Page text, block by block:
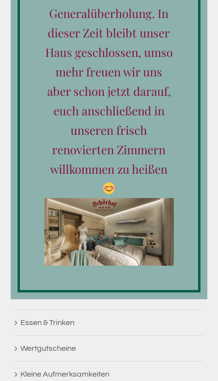
Frühstück für Zwei
40,00
In den Warenkorb
Produkt-Kategorien
Alle Gutscheine
Essen & Trinken
Wertgutscheine
Kleine Aufmerksamkeiten
Generalüberholung. In
dieser Zeit bleibt unser
Haus geschlossen, umso
mehr freuen wir uns
aber schon jetzt darauf,
euch anschließend in
unseren frisch
renovierten Zimmern
willkommen zu heißen